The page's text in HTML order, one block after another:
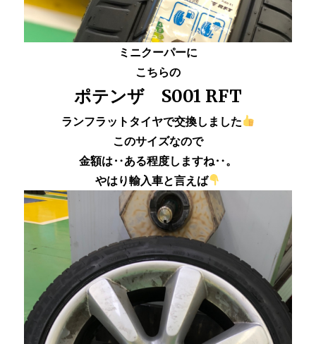
ミニクーパーに
こちらの
ポテンザ S001 RFT
ランフラットタイヤで交換しました
このサイズなので
金額は‥ある程度しますね‥。
やはり輸入車と言えば